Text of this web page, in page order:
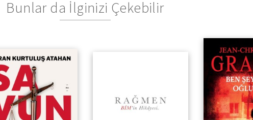
Bunlar da İlginizi Çekebilir
Ceza Avukatının
Türkiye
Gerçeğine